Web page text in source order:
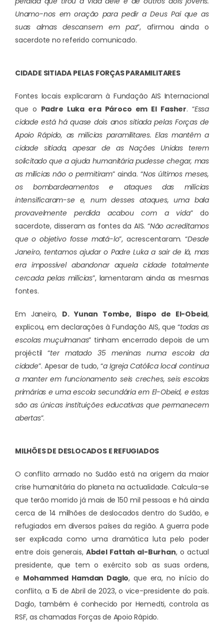
Unamo-nos em oração para pedir a Deus Pai que as
suas almas descansem em paz”, afirmou ainda o
sacerdote no referido comunicado.
CIDADE SITIADA PELAS FORÇAS PARAMILITARES
Fontes locais explicaram à Fundação AIS Internacional
que o Padre Luka era Pároco em El Fasher. “Essa
cidade está há quase dois anos sitiada pelas Forças de
Apoio Rápido, as milícias paramilitares. Elas mantêm a
cidade sitiada, apesar de as Nações Unidas terem
solicitado que a ajuda humanitária pudesse chegar, mas
as milícias não o permitiram” ainda. “Nos últimos meses,
os bombardeamentos e ataques das milícias
intensificaram-se e, num desses ataques, uma bala
provavelmente perdida acabou com a vida” do
sacerdote, disseram as fontes da AIS. “Não acreditamos
que o objetivo fosse matá-lo”, acrescentaram. “Desde
Janeiro, tentamos ajudar o Padre Luka a sair de lá, mas
era impossível abandonar aquela cidade totalmente
cercada pelas milícias”, lamentaram ainda as mesmas
fontes.
Em Janeiro, D. Yunan Tombe, Bispo de El-Obeid,
explicou, em declarações à Fundação AIS, que “todas as
escolas muçulmanas” tinham encerrado depois de um
projéctil “ter matado 35 meninas numa escola da
cidade”. Apesar de tudo, “a Igreja Católica local continua
a manter em funcionamento seis creches, seis escolas
primárias e uma escola secundária em El-Obeid, e estas
são as únicas instituições educativas que permanecem
abertas”.
MILHÕES DE DESLOCADOS E REFUGIADOS
O conflito armado no Sudão está na origem da maior
crise humanitária do planeta na actualidade. Calcula-se
que terão morrido já mais de 150 mil pessoas e há ainda
cerca de 14 milhões de deslocados dentro do Sudão, e
refugiados em diversos países da região. A guerra pode
ser explicada como uma dramática luta pelo poder
entre dois generais, Abdel Fattah al-Burhan, o actual
presidente, que tem o exército sob as suas ordens,
e Mohammed Hamdan Daglo, que era, no início do
conflito, a 15 de Abril de 2023, o vice-presidente do país.
Daglo, também é conhecido por Hemedti, controla as
RSF, as chamadas Forças de Apoio Rápido.